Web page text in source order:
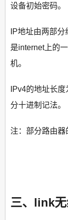
设备初始密码。
IP地址由两部
是internet上的
机。
IPv4的地址长
分十进制记法。
注：部分路由器
三、link